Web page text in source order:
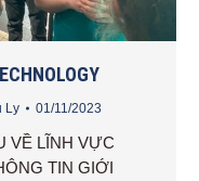
Ly 01/11/2023
VỀ LĨNH VỰC
TIN GIỚI